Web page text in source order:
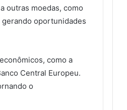
outras moedas, como
oportunidades
como a
Central Europeu.
o